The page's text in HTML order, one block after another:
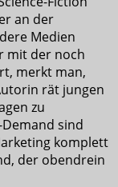
an der
Medien
mit der noch
merkt man,
rät jungen
zu
sind
komplett
der obendrein